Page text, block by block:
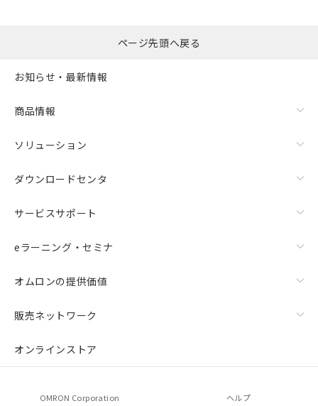
ページ先頭へ戻る
お知らせ・最新情報
商品情報
ソリューション
ダウンロードセンタ
サービスサポート
eラーニング・セミナ
オムロンの提供価値
販売ネットワーク
オンラインストア
OMRON Corporation ヘルプ